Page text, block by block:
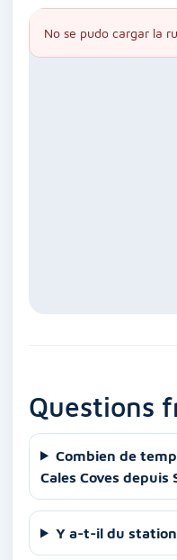
No se pudo cargar la
Questions
Combien de
Cales Coves depuis
Y a-t-il du